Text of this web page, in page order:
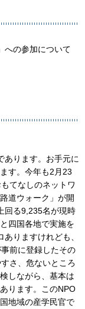
への参加について
あります。お手元に
す。今年も2月23
てなしのネットワ
道ウォーク」が開
回る9,235名が現時
四国各地で実施を
りますけれども、
前に登録したその
さ、危ないところ
しながら、基本は
ります。このNPO
地域の産学民官で